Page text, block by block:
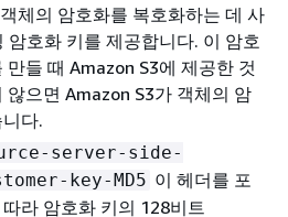
체의 암호화를 복호화하는 데 사
암호화 키를 제공합니다. 이 암호
들 때 Amazon S3에 제공한 것
않으면 Amazon S3가 객체의 암
다.
server-side-
key-MD5 이 헤더를 포
라 암호화 키의 128비트